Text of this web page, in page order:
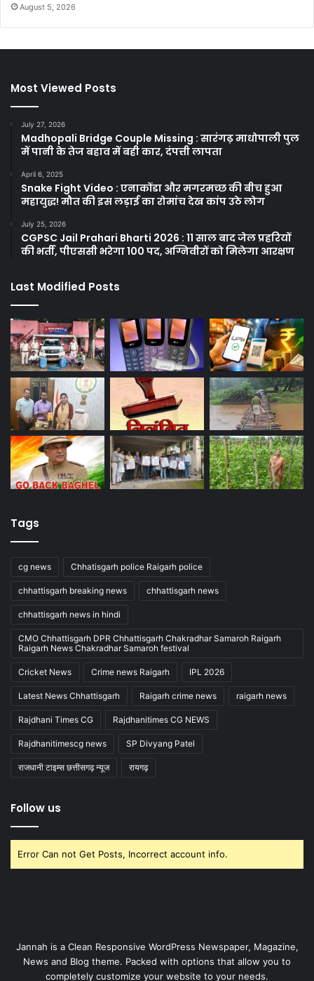
August 5, 2026
Most Viewed Posts
July 27, 2026
Madhopali Bridge Couple Missing : सारंगढ़ माधोपाली पुल
में पानी के तेज बहाव में बही कार, दंपत्ती लापता
April 6, 2025
Snake Fight Video : एनाकोंडा और मगरमच्छ की बीच हुआ
महायुद्ध! मौत की इस लड़ाई का रोमांच देख कांप उठे लोग
July 25, 2026
CGPSC Jail Prahari Bharti 2026 : 11 साल बाद जेल प्रहरियों
की भर्ती, पीएससी भरेगा 100 पद, अग्निवीरों को मिलेगा आरक्षण
Last Modified Posts
Tags
cg news Chhatisgarh police Raigarh police
chhattisgarh breaking news chhattisgarh news
chhattisgarh news in hindi
CMO Chhattisgarh DPR Chhattisgarh Chakradhar Samaroh Raigarh
Raigarh News Chakradhar Samaroh festival
Cricket News Crime news Raigarh IPL 2026
Latest News Chhattisgarh Raigarh crime news raigarh news
Rajdhani Times CG Rajdhanitimes CG NEWS
Rajdhanitimescg news SP Divyang Patel
राजधानी टाइम्स छत्तीसगढ़ न्यूज रायगढ़
Follow us
Error Can not Get Posts, Incorrect account info.
Jannah is a Clean Responsive WordPress Newspaper, Magazine,
News and Blog theme. Packed with options that allow you to
completely customize your website to your needs.